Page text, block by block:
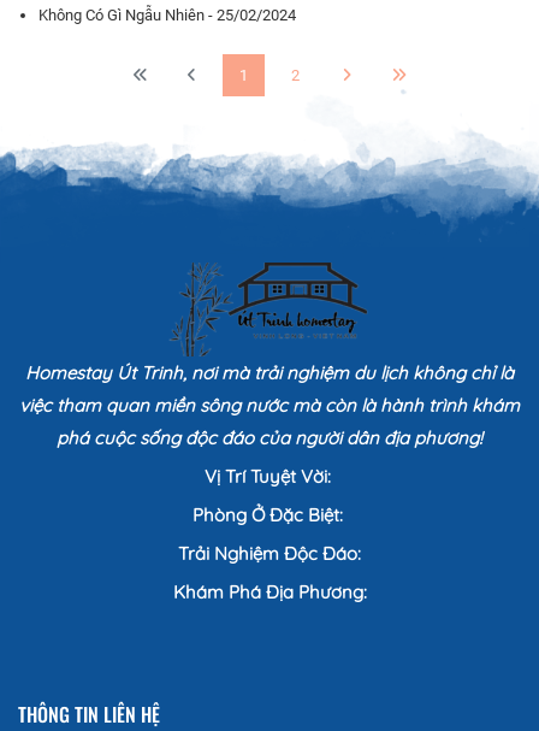
Không Có Gì Ngẫu Nhiên - 25/02/2024
1 2
Homestay Út Trinh, nơi mà trải nghiệm du lịch không chỉ là
việc tham quan miền sông nước mà còn là hành trình khám
phá cuộc sống độc đáo của người dân địa phương!
Vị Trí Tuyệt Vời:
Phòng Ở Đặc Biệt:
Trải Nghiệm Độc Đáo:
Khám Phá Địa Phương:
THÔNG TIN LIÊN HỆ